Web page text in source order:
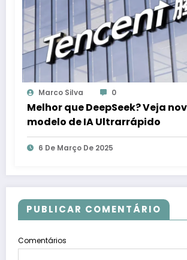
Marco Silva 0
Melhor que DeepSeek? Veja
modelo de IA Ultrarrápido
6 De Março De 2025
PUBLICAR COMENTÁRIO
Comentários